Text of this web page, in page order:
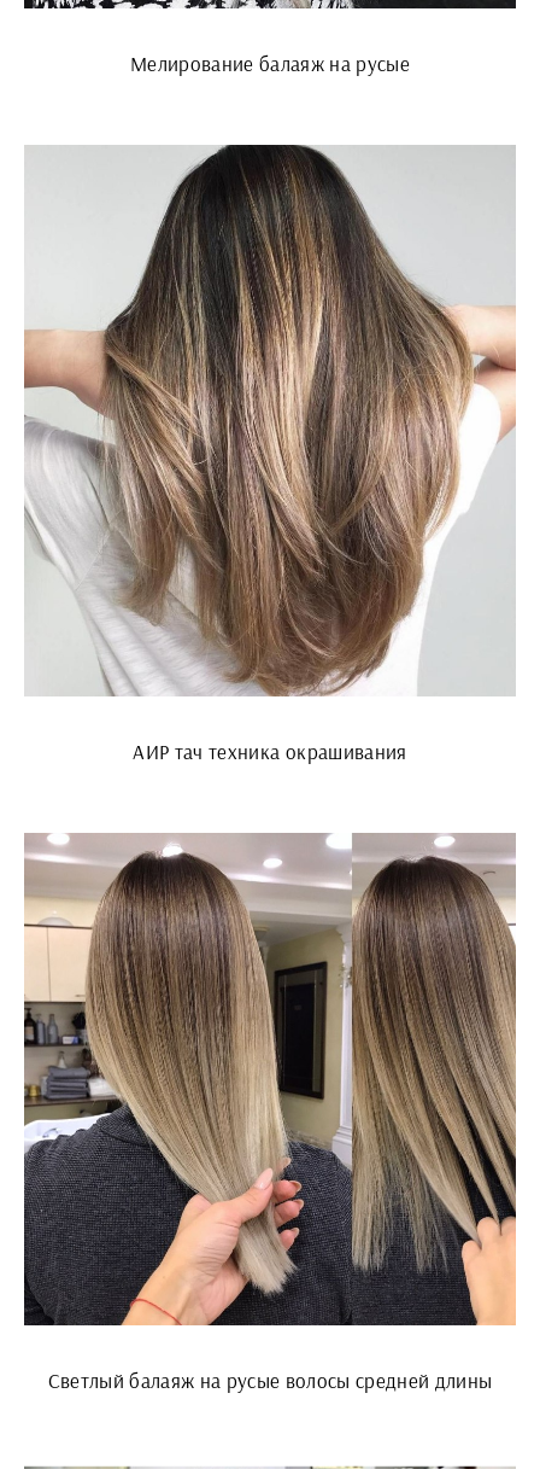
Мелирование балаяж на русые
АИР тач техника окрашивания
Светлый балаяж на русые волосы средней длины